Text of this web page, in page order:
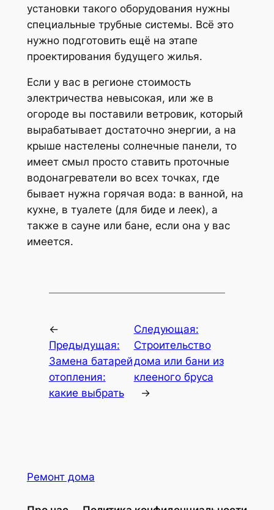
установки такого оборудования нужны
специальные трубные системы. Всё это
нужно подготовить ещё на этапе
проектирования будущего жилья.
Если у вас в регионе стоимость
электричества невысокая, или же в
огороде вы поставили ветровик, который
вырабатывает достаточно энергии, а на
крыше настелены солнечные панели, то
имеет смыл просто ставить проточные
водонагреватели во всех точках, где
бывает нужна горячая вода: в ванной, на
кухне, в туалете (для биде и леек), а
также в сауне или бане, если она у вас
имеется.
←
Предыдущая:
Замена батарей
отопления:
какие выбрать
Следующая:
Строительство
дома или бани из
клееного бруса
→
Ремонт дома